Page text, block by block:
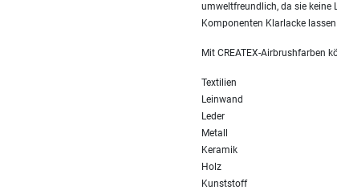
umweltfreundlich, da sie keine
Komponenten Klarlacke
Mit CREATEX-Airbrushfarben
Textilien
Leinwand
Leder
Metall
Keramik
Holz
Kunststoff